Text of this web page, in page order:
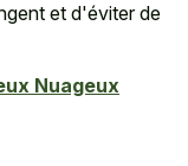
et d'éviter de
Nuageux